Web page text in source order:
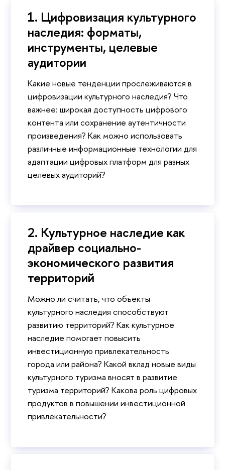
1. Цифровизация культурного
наследия: форматы,
инструменты, целевые
аудитории
Какие новые тенденции прослеживаются в
цифровизации культурного наследия? Что
важнее: широкая доступность цифрового
контента или сохранение аутентичности
произведения? Как можно использовать
различные информационные технологии для
адаптации цифровых платформ для разных
целевых аудиторий?
2. Культурное наследие как
драйвер социально-
экономического развития
территорий
Можно ли считать, что объекты
культурного наследия способствуют
развитию территорий? Как культурное
наследие помогает повысить
инвестиционную привлекательность
города или района? Какой вклад новые виды
культурного туризма вносят в развитие
туризма территорий? Какова роль цифровых
продуктов в повышении инвестиционной
привлекательности?